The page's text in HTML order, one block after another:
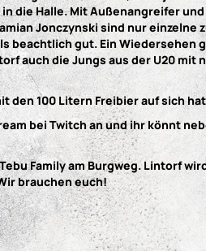
die Halle. Mit Außenangreifer
Jonczynski sind nur einzelne
beachtlich gut. Ein Wiedersehen
auch die Jungs aus der U20
100 Litern Freibier auf sich
bei Twitch an und ihr könnt
Family am Burgweg. Lintorf
brauchen euch!